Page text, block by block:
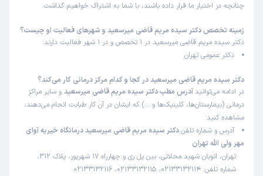
چنانچه در اختیار ما قرار داده باشند، با شما به اشتراک خواهیم گذاشت.
زمینه تخصص دکتر سیده مریم قاضی میرسعید و شهرهای فعالیت او چیست؟
دکتر سیده مریم قاضی میرسعید در 1 تخصص و در 1 شهر فعالیت دارند:
دکتر عمومی تهران
دکتر سیده مریم قاضی میرسعید در کجا و کدام مرکز درمانی کار می‌کند؟
در ادامه می‌توانید آدرس مطب دکتر سیده مریم قاضی میرسعید و سایر مراکز
درمانی (بیمارستان‌ها، کلینیک‌ها و …) که ایشان در آن کار طبابت انجام می‌دهند،
مشاهده کنید:
آدرس و شماره تلفندکتر سیده مریم قاضی میرسعید درمانگاه خیریه آوای
مهر ولی الله تهران
تهران، اتوبان شهید محلاتی، بین پل ری و چهارراه 17 شهریور، پلاک 312،
شماره تلفن: 02133132114، 02133132115، 02133132116